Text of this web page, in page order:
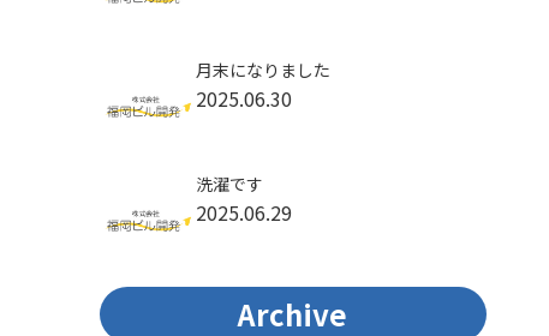
月末になりました
2025.06.30
洗濯です
2025.06.29
Archive